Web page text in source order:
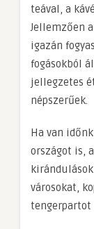
teával, a
Jellemzően
igazán
fogásokból
jellegzetes
népszerűek.
Ha van
országot is,
városokat,
tengerpartot